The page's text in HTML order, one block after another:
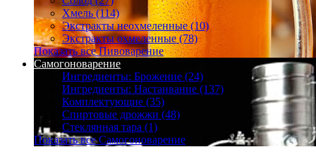
Хмель (114)
Экстракты неохмеленные (10)
Экстракты охмеленные (78)
Показать все Пивоварение
Самогоноварение
Ингредиенты: Брожение (24)
Ингредиенты: Настаивание (137)
Комплектующие (35)
Спиртовые дрожжи (48)
Стеклянная тара (1)
Показать все Самогоноварение